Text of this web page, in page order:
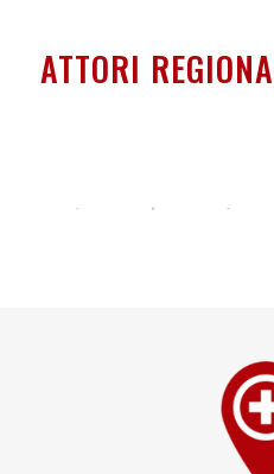
ATTORI